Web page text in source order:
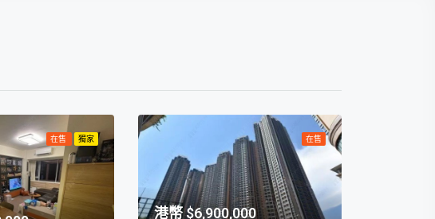
在售 獨家 在售
$6,900,000